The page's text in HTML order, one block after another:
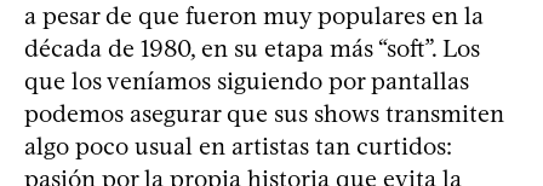
a pesar de que fueron muy populares en la
década de 1980, en su etapa más “soft”. Los
que los veníamos siguiendo por pantallas
podemos asegurar que sus shows transmiten
algo poco usual en artistas tan curtidos:
pasión por la propia historia que evita la